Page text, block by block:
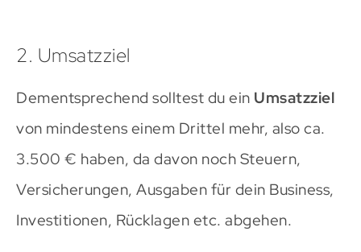
2. Umsatzziel
Dementsprechend solltest du ein Umsatzziel
von mindestens einem Drittel mehr, also ca.
3.500 € haben, da davon noch Steuern,
Versicherungen, Ausgaben für dein Business,
Investitionen, Rücklagen etc. abgehen.